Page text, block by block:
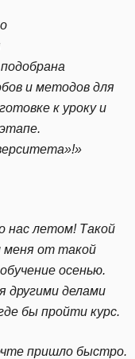
и методов для
к уроку и
нас летом! Такой
меня от такой
осенью.
другими делами
бы пройти курс.
пришло быстро.